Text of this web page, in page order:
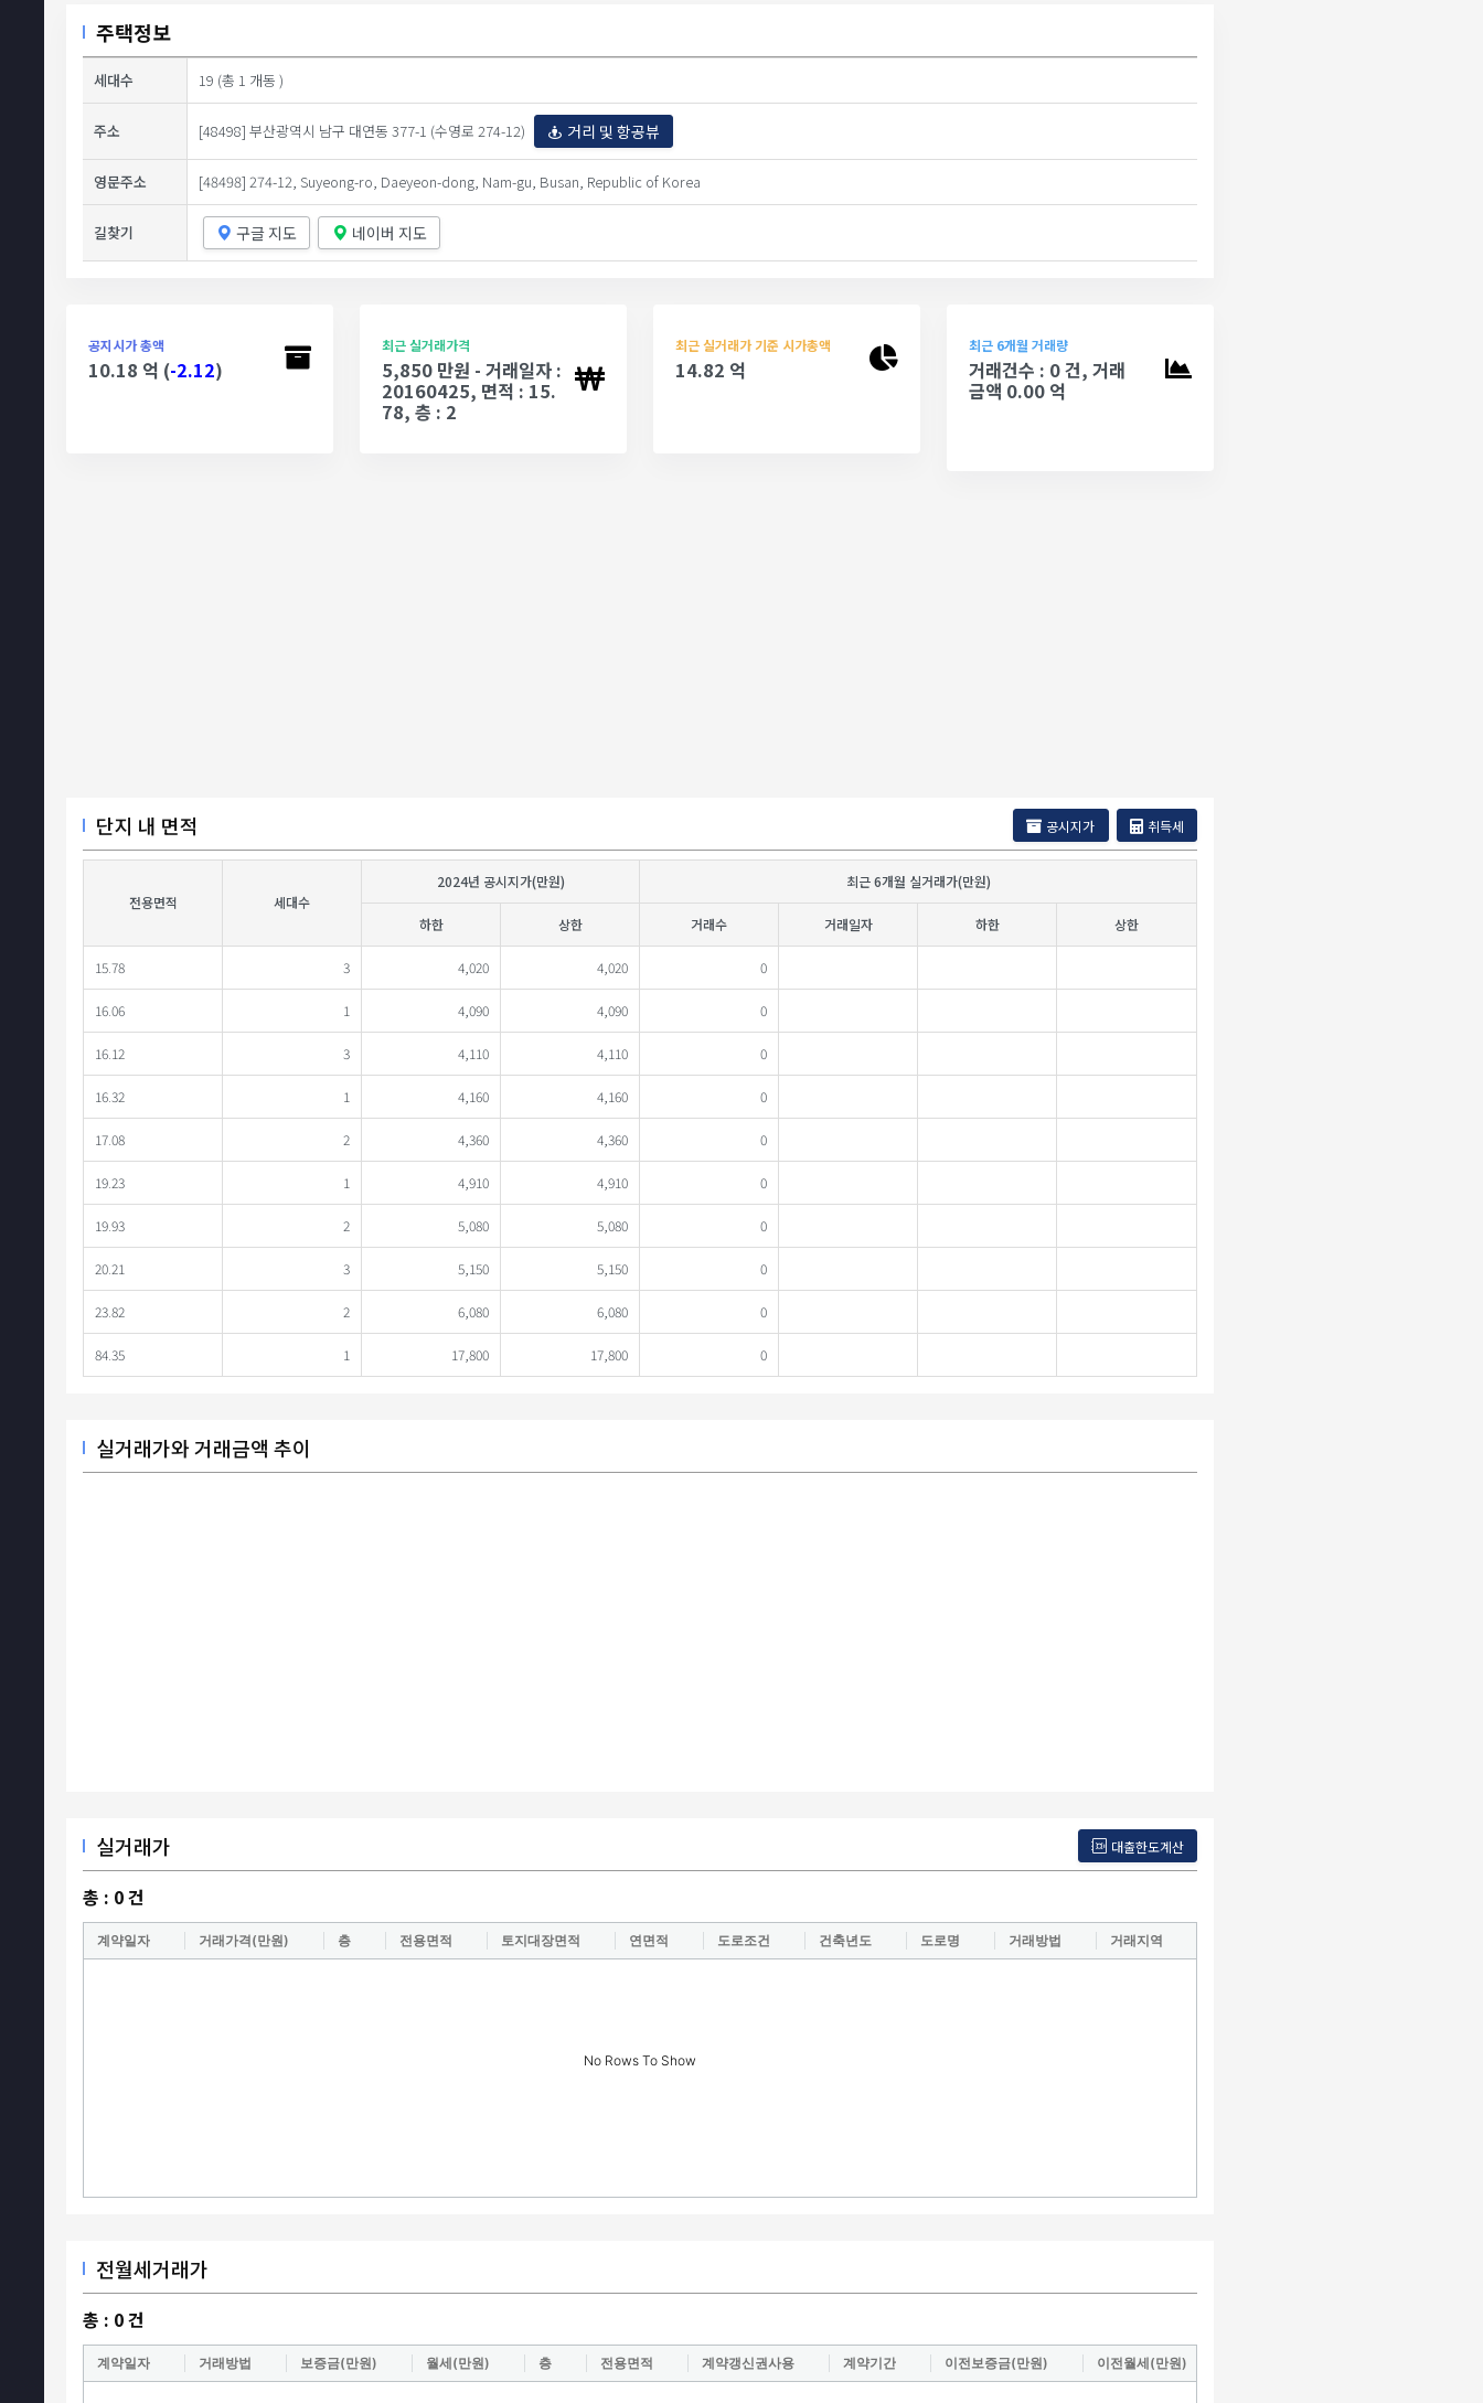
주택정보
세대수 19 (총 1 개동 )
주소 [48498] 부산광역시 남구 대연동 377-1 (수영로 274-12) 거리 및 항공뷰
영문주소 [48498] 274-12, Suyeong-ro, Daeyeon-dong, Nam-gu, Busan, Republic of Korea
길찾기 구글 지도 네이버 지도
공지시가 총액
10.18 억 (-2.12)
최근 실거래가격
5,850 만원 - 거래일자 :
20160425, 면적 : 15.
78, 층 : 2
최근 실거래가 기준 시가총액
14.82 억
최근 6개월 거래량
거래건수 : 0 건, 거래
금액 0.00 억
단지 내 면적 공시지가 취득세
전용면적 세대수
2024년 공시지가(만원) 최근 6개월 실거래가(만원)
하한 상한 거래수 거래일자 하한 상한
15.78 3 4,020 4,020 0
16.06 1 4,090 4,090 0
16.12 3 4,110 4,110 0
16.32 1 4,160 4,160 0
17.08 2 4,360 4,360 0
19.23 1 4,910 4,910 0
19.93 2 5,080 5,080 0
20.21 3 5,150 5,150 0
23.82 2 6,080 6,080 0
84.35 1 17,800 17,800 0
실거래가와 거래금액 추이
실거래가 대출한도계산
총 : 0건
계약일자 거래가격(만원) 층 전용면적 토지대장면적 연면적 도로조건 건축년도 도로명 거래방법 거래지역
No Rows To Show
전월세거래가
총 : 0건
계약일자 거래방법 보증금(만원) 월세(만원) 층 전용면적 계약갱신권사용 계약기간 이전보증금(만원) 이전월세(만원)